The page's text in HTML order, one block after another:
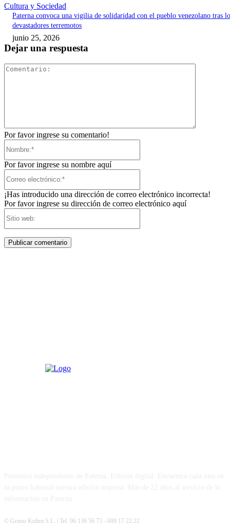
Cultura y Sociedad
Paterna convoca una vigilia de solidaridad con el pueblo venezolano tras
devastadores terremotos
junio 25, 2026
Dejar una respuesta
Por favor ingrese su comentario!
Por favor ingrese su nombre aquí
¡Has introducido una dirección de correo electrónico incorrecta!
Por favor ingrese su dirección de correo electrónico aquí
© Grupo Kultea S.L. | Tel. 96 136 56 73 - 699 17 22 22